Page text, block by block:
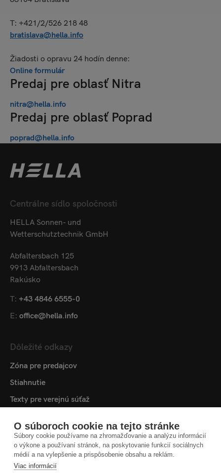
O súboroch cookie na tejto stránke
Súbory cookie používame na zhromažďovanie a analýzu informácií
o výkone a používaní stránok, na poskytovanie funkcií sociálnych
médií a na vylepšenie a prispôsobenie obsahu a reklám.
Viac informácií
T: +421/2/526 218 48
bratislava@hella.info
Žiadosti o opravu 24 hodín denne:
Online formulár
Predaj pre oblasť Nitra
nitra@hella.info
Predaj pre oblasť Poprad
poprad@hella.info
Centrálne sídlo spoločnosti
HELLA Sonnen- und
Wetterschutztechnik GmbH
Abfaltersbach 125
9913 Abfaltersbach
Rakúsko
T: +43 4846 6555-0
E: office@hella.info
Dôležité odkazy
Zóna pre predajcov
Stiahnutie
Texty pre verejnú súťaž
Skontaktujte
Nastavenia cookies